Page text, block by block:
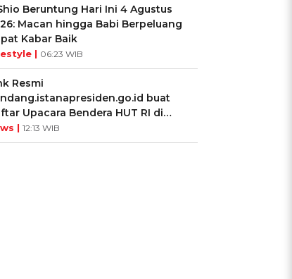
Beruntung Hari Ini 4 Agustus
Macan hingga Babi Berpeluang
Kabar Baik
| 06:23 WIB
Resmi
buat
Upacara Bendera HUT RI di
Negara
| 12:13 WIB